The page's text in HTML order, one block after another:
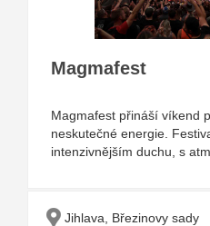
Magmafest
Magmafest přináší víkend
neskutečné energie.
intenzivnějším duchu, s
Jihlava, Březinovy sady